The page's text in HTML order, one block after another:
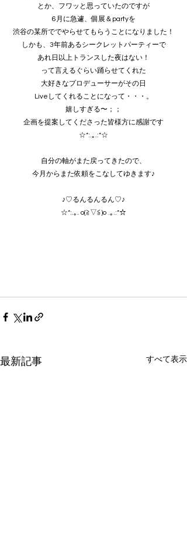
とか、フワッと思っていたのですが
6月に急遽、個展＆partyを
渋谷の某所ででやらせてもらうことになりました！
しかも、3年前あるシークレットパーティーで
あれ日以上トランスした夜はない！
って言えるぐらい踊らせてくれた
大好きなプロデューサーがその日
Liveしてくれることになって・・・。
嬉しすぎる〜；；
企画を提案してくださった皆様方に感謝です
☆*:.｡.:*☆
自分の軸がまた戻ってきたので、
今月からまた依頼をこなしてゆきます♪
♪♡るんるんるん♡♪
☆*:.｡. o(≧▽≦)o .｡.:*☆
最新記事 すべて表示